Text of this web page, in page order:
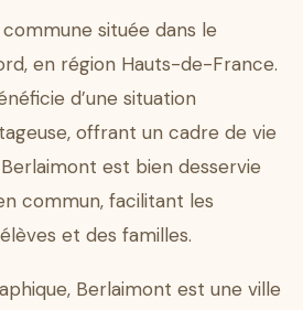
située dans le
en région Hauts-de-France.
d’une situation
offrant un cadre de vie
est bien desservie
commun, facilitant les
et des familles.
Berlaimont est une ville